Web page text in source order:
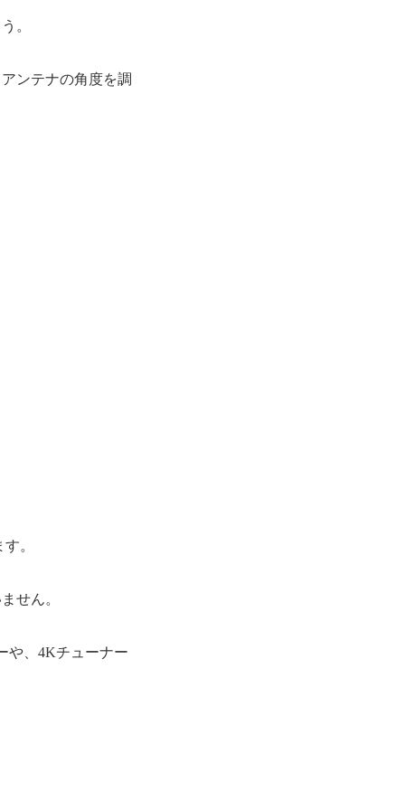
。
ンテナの角度を調
。
せん。
や、4Kチューナー